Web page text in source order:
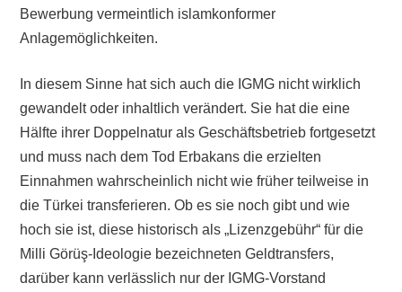
Bewerbung vermeintlich islamkonformer
Anlagemöglichkeiten.
In diesem Sinne hat sich auch die IGMG nicht wirklich
gewandelt oder inhaltlich verändert. Sie hat die eine
Hälfte ihrer Doppelnatur als Geschäftsbetrieb fortgesetzt
und muss nach dem Tod Erbakans die erzielten
Einnahmen wahrscheinlich nicht wie früher teilweise in
die Türkei transferieren. Ob es sie noch gibt und wie
hoch sie ist, diese historisch als „Lizenzgebühr“ für die
Milli Görüş-Ideologie bezeichneten Geldtransfers,
darüber kann verlässlich nur der IGMG-Vorstand